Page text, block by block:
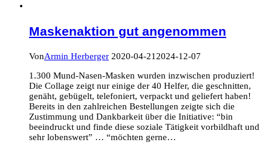
Maskenaktion gut angenommen
VonArmin Herberger 2020-04-21 2024-12-07
1.300 Mund-Nasen-Masken wurden inzwischen produziert!
Die Collage zeigt nur einige der 40 Helfer, die geschnitten,
genäht, gebügelt, telefoniert, verpackt und geliefert haben!
Bereits in den zahlreichen Bestellungen zeigte sich die
Zustimmung und Dankbarkeit über die Initiative: “bin
beeindruckt und finde diese soziale Tätigkeit vorbildhaft und
sehr lobenswert” … “möchten gerne…